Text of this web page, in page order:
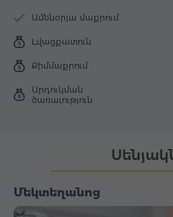
Ամենօրյա մաքրում
Լվացքատուն
Քիմմաքրում
Արդուկման
ծառայություն
Մեկտեղանոց